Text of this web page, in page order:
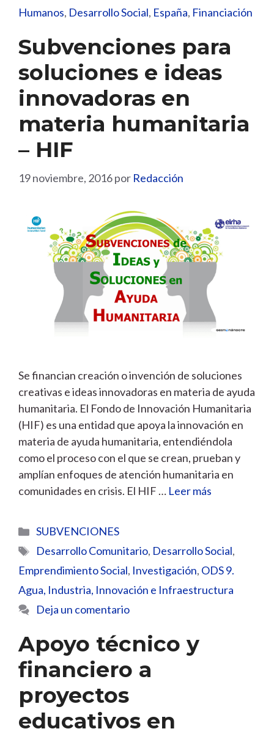
Humanos, Desarrollo Social, España, Financiación
Subvenciones para
soluciones e ideas
innovadoras en
materia humanitaria
– HIF
19 noviembre, 2016por Redacción
Se financian creación o invención de soluciones
creativas e ideas innovadoras en materia de ayuda
humanitaria. El Fondo de Innovación Humanitaria
(HIF) es una entidad que apoya la innovación en
materia de ayuda humanitaria, entendiéndola
como el proceso con el que se crean, prueban y
amplían enfoques de atención humanitaria en
comunidades en crisis. El HIF … Leer más
Categorías
SUBVENCIONES
Etiquetas
Desarrollo Comunitario, Desarrollo Social,
Emprendimiento Social, Investigación, ODS 9.
Agua, Industria, Innovación e Infraestructura
Deja un comentario
Apoyo técnico y
financiero a
proyectos
educativos en